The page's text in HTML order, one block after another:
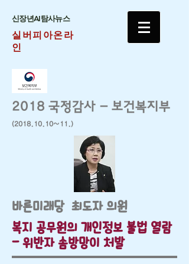
​신장년AI탐사뉴스
실버피아온라
인
2018 국정감사 - 보건복지부
(2018.10.10~11.)
바른미래당 최도자 의원
​복지 공무원의 개인정보 불법 열람
- 위반자 솜방망이 처발